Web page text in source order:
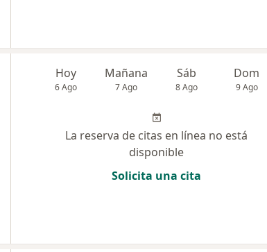
Hoy
6 Ago
Mañana
7 Ago
Sáb
8 Ago
Dom
9 Ago
La reserva de citas en línea no está
disponible
Solicita una cita